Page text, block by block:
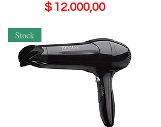
Precio
$ 12.000,00
Stock